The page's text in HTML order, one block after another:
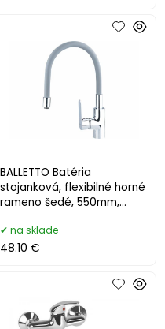
BALLETTO Batéria
stojanková, flexibilné horné
rameno šedé, 550mm,
na sklade
48.10 €